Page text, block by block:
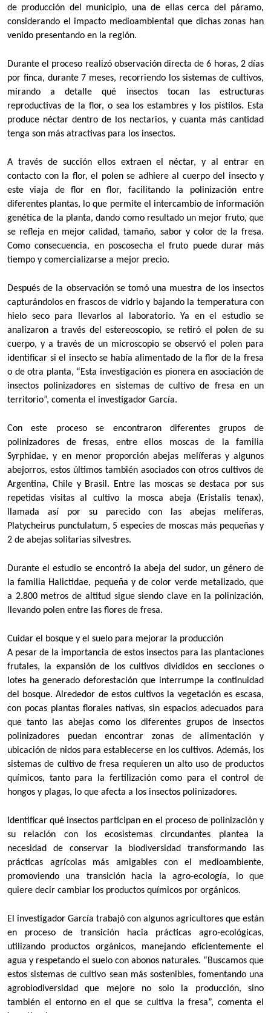
de producción del municipio, una de ellas cerca del páramo,
considerando el impacto medioambiental que dichas zonas han
venido presentando en la región.
Durante el proceso realizó observación directa de 6 horas, 2 días
por finca, durante 7 meses, recorriendo los sistemas de cultivos,
mirando a detalle qué insectos tocan las estructuras
reproductivas de la flor, o sea los estambres y los pistilos. Esta
produce néctar dentro de los nectarios, y cuanta más cantidad
tenga son más atractivas para los insectos.
A través de succión ellos extraen el néctar, y al entrar en
contacto con la flor, el polen se adhiere al cuerpo del insecto y
este viaja de flor en flor, facilitando la polinización entre
diferentes plantas, lo que permite el intercambio de información
genética de la planta, dando como resultado un mejor fruto, que
se refleja en mejor calidad, tamaño, sabor y color de la fresa.
Como consecuencia, en poscosecha el fruto puede durar más
tiempo y comercializarse a mejor precio.
Después de la observación se tomó una muestra de los insectos
capturándolos en frascos de vidrio y bajando la temperatura con
hielo seco para llevarlos al laboratorio. Ya en el estudio se
analizaron a través del estereoscopio, se retiró el polen de su
cuerpo, y a través de un microscopio se observó el polen para
identificar si el insecto se había alimentado de la flor de la fresa
o de otra planta, “Esta investigación es pionera en asociación de
insectos polinizadores en sistemas de cultivo de fresa en un
territorio”, comenta el investigador García.
Con este proceso se encontraron diferentes grupos de
polinizadores de fresas, entre ellos moscas de la familia
Syrphidae, y en menor proporción abejas melíferas y algunos
abejorros, estos últimos también asociados con otros cultivos de
Argentina, Chile y Brasil. Entre las moscas se destaca por sus
repetidas visitas al cultivo la mosca abeja (Eristalis tenax),
llamada así por su parecido con las abejas melíferas,
Platycheirus punctulatum, 5 especies de moscas más pequeñas y
2 de abejas solitarias silvestres.
Durante el estudio se encontró la abeja del sudor, un género de
la familia Halictidae, pequeña y de color verde metalizado, que
a 2.800 metros de altitud sigue siendo clave en la polinización,
llevando polen entre las flores de fresa.
Cuidar el bosque y el suelo para mejorar la producción
A pesar de la importancia de estos insectos para las plantaciones
frutales, la expansión de los cultivos divididos en secciones o
lotes ha generado deforestación que interrumpe la continuidad
del bosque. Alrededor de estos cultivos la vegetación es escasa,
con pocas plantas florales nativas, sin espacios adecuados para
que tanto las abejas como los diferentes grupos de insectos
polinizadores puedan encontrar zonas de alimentación y
ubicación de nidos para establecerse en los cultivos. Además, los
sistemas de cultivo de fresa requieren un alto uso de productos
químicos, tanto para la fertilización como para el control de
hongos y plagas, lo que afecta a los insectos polinizadores.
Identificar qué insectos participan en el proceso de polinización y
su relación con los ecosistemas circundantes plantea la
necesidad de conservar la biodiversidad transformando las
prácticas agrícolas más amigables con el medioambiente,
promoviendo una transición hacia la agro-ecología, lo que
quiere decir cambiar los productos químicos por orgánicos.
El investigador García trabajó con algunos agricultores que están
en proceso de transición hacia prácticas agro-ecológicas,
utilizando productos orgánicos, manejando eficientemente el
agua y respetando el suelo con abonos naturales. “Buscamos que
estos sistemas de cultivo sean más sostenibles, fomentando una
agrobiodiversidad que mejore no solo la producción, sino
también el entorno en el que se cultiva la fresa”, comenta el